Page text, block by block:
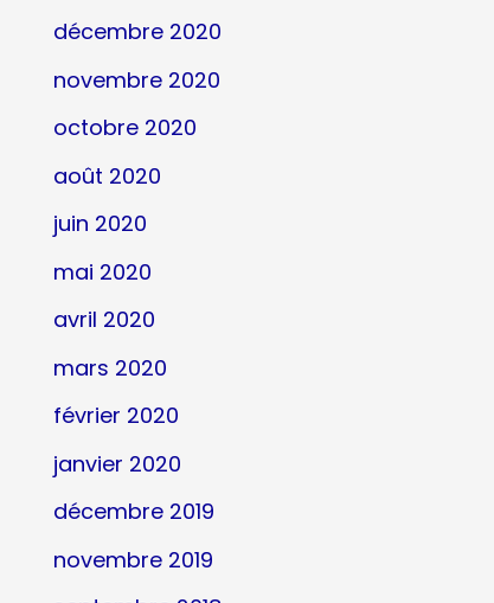
décembre 2020
novembre 2020
octobre 2020
août 2020
juin 2020
mai 2020
avril 2020
mars 2020
février 2020
janvier 2020
décembre 2019
novembre 2019